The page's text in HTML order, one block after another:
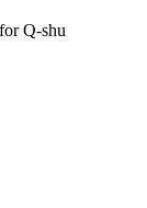
Q-shu